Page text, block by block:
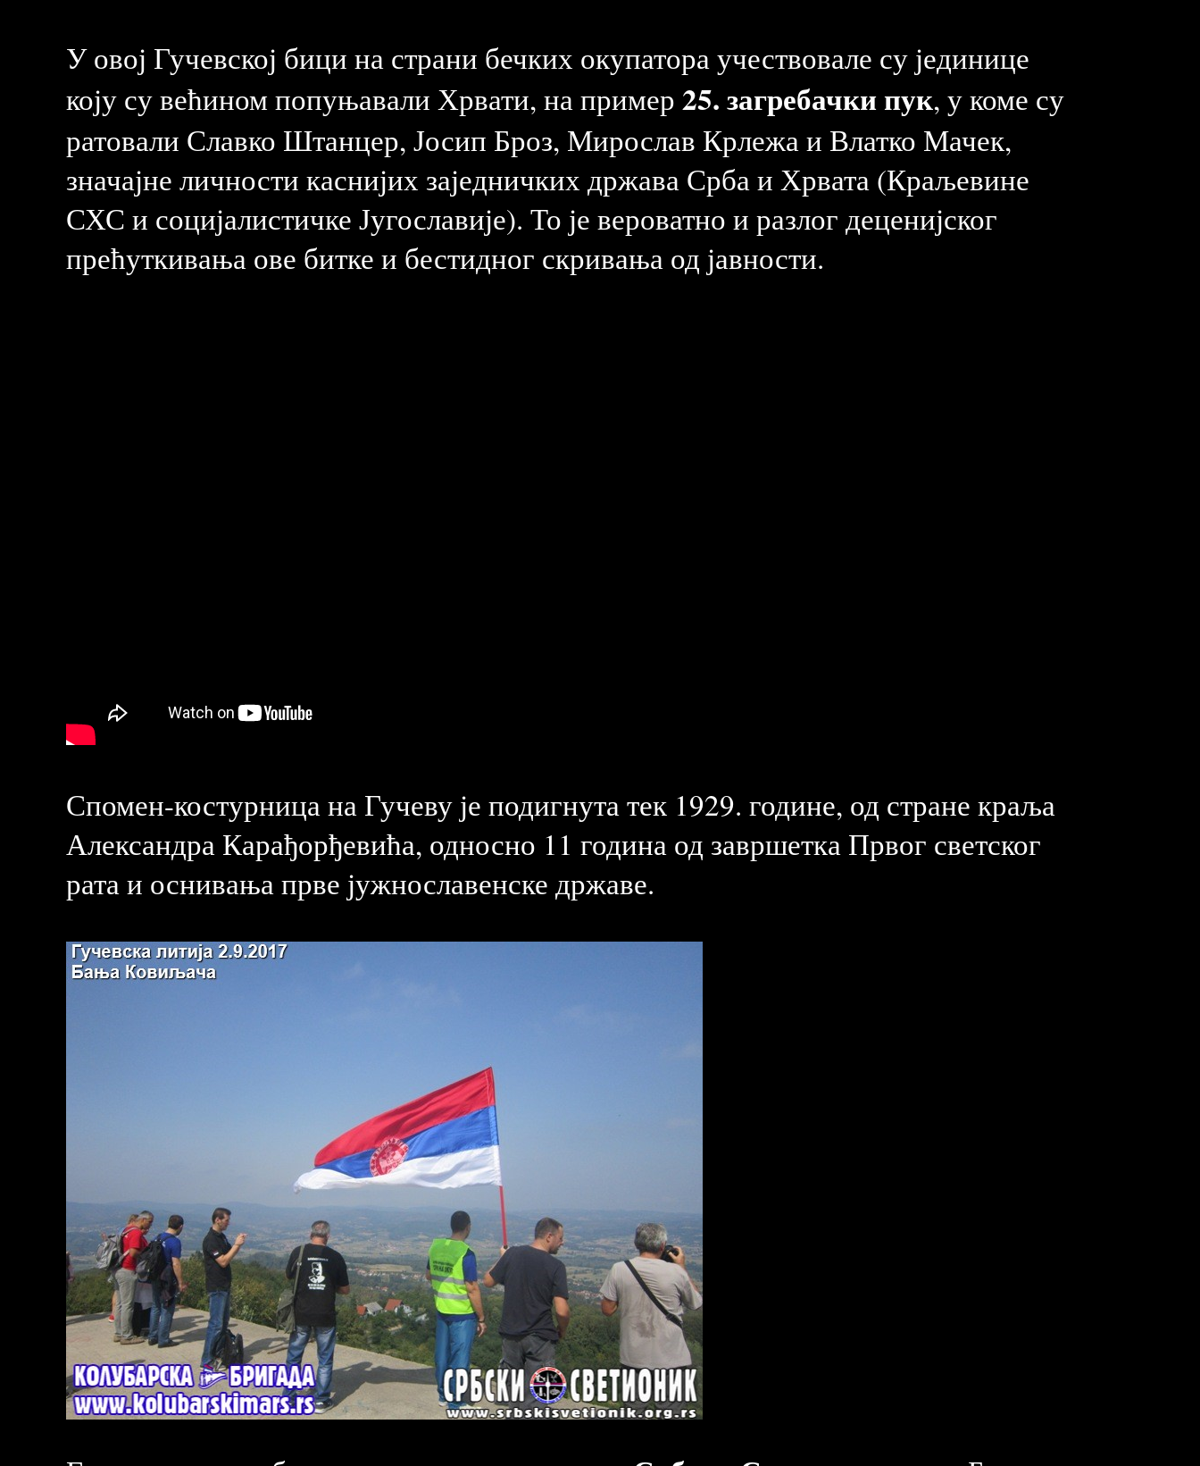
У овој Гучевској бици на страни бечких окупатора учествовале су јединице
коју су већином попуњавали Хрвати, на пример 25. загребачки пук, у коме су
ратовали Славко Штанцер, Јосип Броз, Мирослав Крлежа и Влатко Мачек,
значајне личности каснијих заједничких држава Срба и Хрвата (Краљевине
СХС и социјалистичке Југославије). То је вероватно и разлог деценијског
прећуткивања ове битке и бестидног скривања од јавности.
Спомен-костурница на Гучеву је подигнута тек 1929. године, од стране краља
Александра Карађорђевића, односно 11 година од завршетка Првог светског
рата и оснивања прве јужнославенске државе.